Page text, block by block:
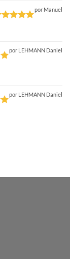
por Manuel
por LEHMANN Daniel
por LEHMANN Daniel